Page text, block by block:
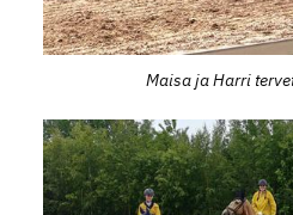
Maisa ja Harri